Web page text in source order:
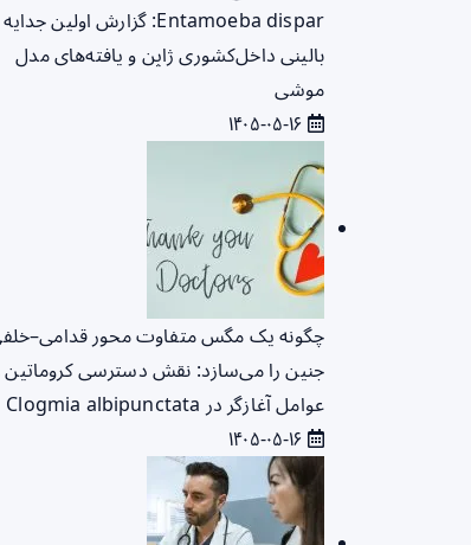
Entamoeba dispar: گزارش اولین جدایه
بالینی داخل‌کشوری ژاپن و یافته‌های مدل
موشی
چگونه یک مگس متفاوت محور
جنین را می‌سازد: نقش دسترسی کروماتین
عوامل آغازگر در Clogmia albipunctata